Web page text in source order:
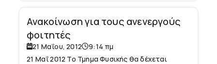
Ανακοίνωση για τους ανενεργούς
φοιτητές
21 Μαΐου, 2012
9:14 πμ
21 Μαΐ 2012 Το Τμημα Φυσικής θα δέχεται